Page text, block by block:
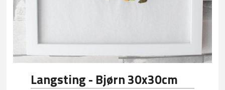
Langsting - Bjørn 30x30cm